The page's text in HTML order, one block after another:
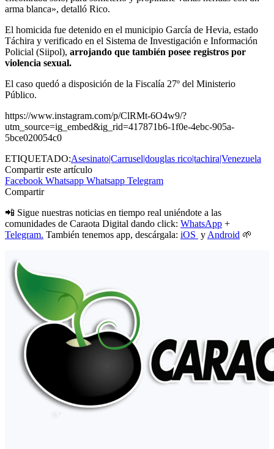
arma blanca», detalló Rico.
El homicida fue detenido en el municipio García de Hevia, estado
Táchira y verificado en el Sistema de Investigación e Información
Policial (Siipol), arrojando que también posee registros por
violencia sexual.
El caso quedó a disposición de la Fiscalía 27º del Ministerio
Público.
https://www.instagram.com/p/ClRMt-6O4w9/?
utm_source=ig_embed&ig_rid=417871b6-1f0e-4ebc-905a-
5bce020054c0
ETIQUETADO:Asesinato|Carrusel|douglas rico|tachira|Venezuela
Compartir este artículo
Facebook Whatsapp Whatsapp Telegram
Compartir
📲 Sigue nuestras noticias en tiempo real uniéndote a las
comunidades de Caraota Digital dando click: WhatsApp +
Telegram. También tenemos app, descárgala: iOS y Android 🌱